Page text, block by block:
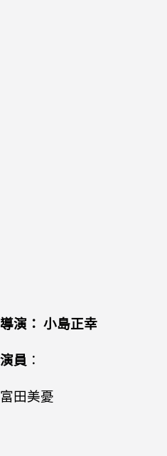
導演： 小島正幸
演員 ：
富田美憂